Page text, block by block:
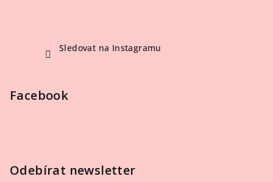
Sledovat na Instagramu
Facebook
Odebírat newsletter